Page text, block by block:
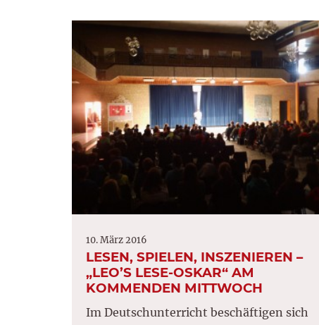
10. März 2016
LESEN, SPIELEN, INSZENIEREN –
„LEO’S LESE-OSKAR“ AM
KOMMENDEN MITTWOCH
Im Deutschunterricht beschäftigen sich